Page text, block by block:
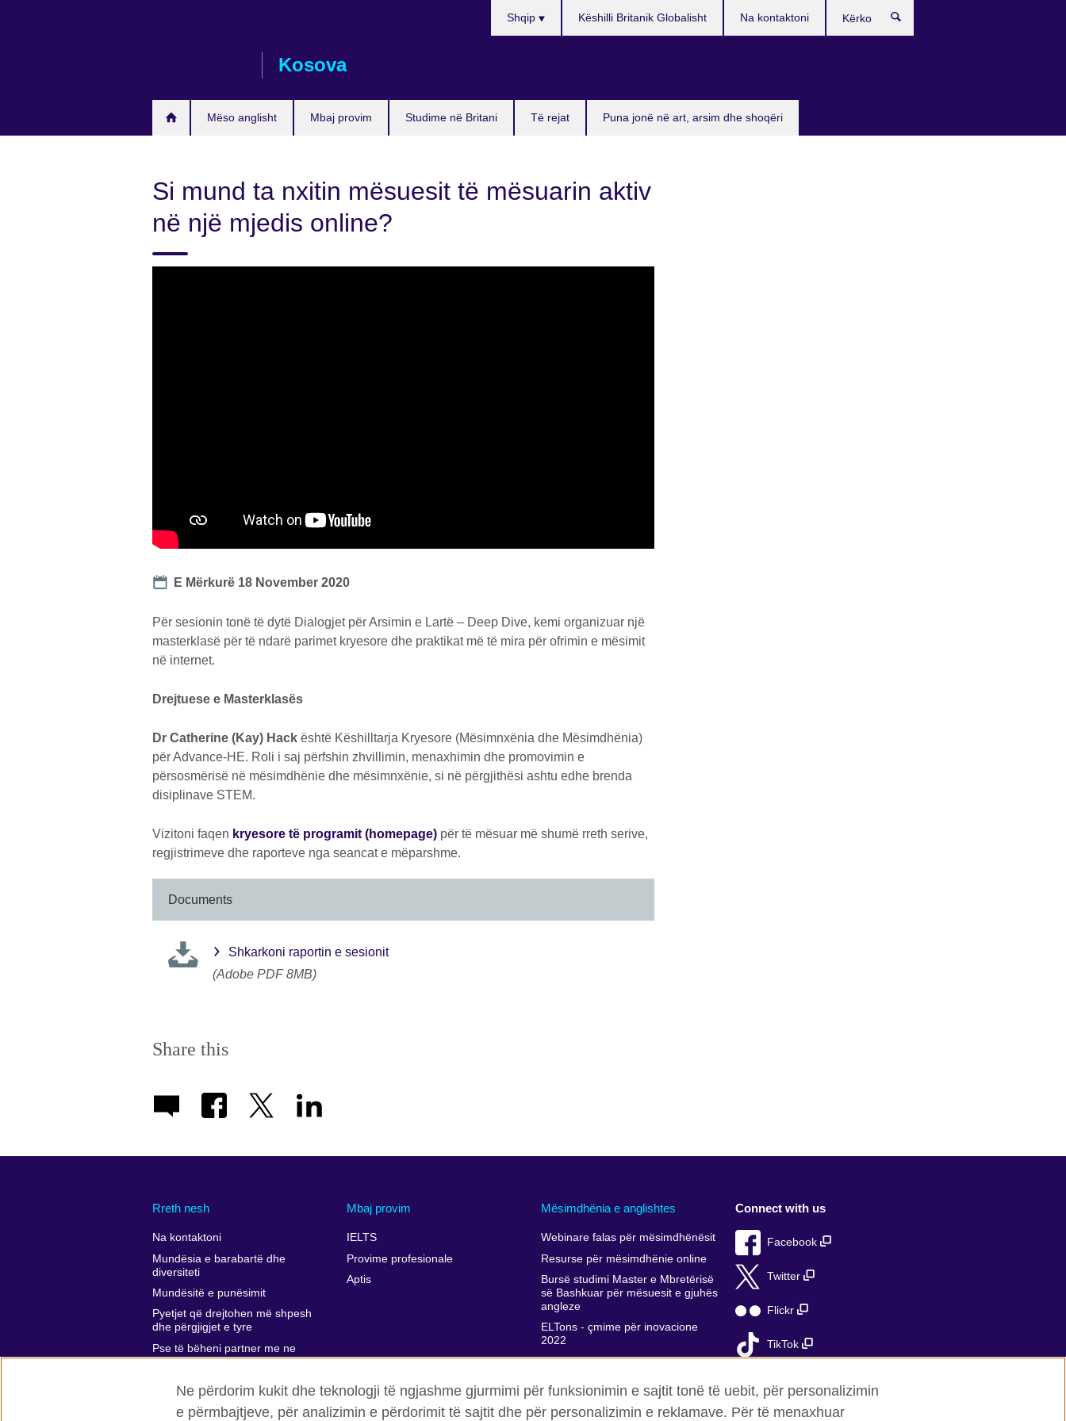
Kosova
Mëso anglisht Mbaj provim Studime në Britani Të rejat Puna jonë në art, arsim dhe shoqëri
Shqip Këshilli Britanik Globalisht Na kontaktoni
Si mund ta nxitin mësuesit të mësuarin aktiv
në një mjedis online?
Date
E Mërkurë 18 November 2020
Për sesionin tonë të dytë Dialogjet për Arsimin e Lartë – Deep Dive, kemi organizuar një
masterklasë për të ndarë parimet kryesore dhe praktikat më të mira për ofrimin e mësimit
në internet.
Drejtuese e Masterklasës
Dr Catherine (Kay) Hack është Këshilltarja Kryesore (Mësimnxënia dhe Mësimdhënia)
për Advance-HE. Roli i saj përfshin zhvillimin, menaxhimin dhe promovimin e
përsosmërisë në mësimdhënie dhe mësimnxënie, si në përgjithësi ashtu edhe brenda
disiplinave STEM.
Vizitoni faqen kryesore të programit (homepage) për të mësuar më shumë rreth serive,
regjistrimeve dhe raporteve nga seancat e mëparshme.
Documents
Shkarkoni raportin e sesionit
(Adobe PDF 8MB)
Share this
Rreth nesh
Na kontaktoni
Mundësia e barabartë dhe
diversiteti
Mundësitë e punësimit
Pyetjet që drejtohen më shpesh
dhe përgjigjet e tyre
Pse të bëheni partner me ne
Affiliate marketing
Mbaj provim
IELTS
Provime profesionale
Aptis
Mësimdhënia e anglishtes
Webinare falas për mësimdhënësit
Resurse për mësimdhënie online
Bursë studimi Master e Mbretërisë
së Bashkuar për mësuesit e gjuhës
angleze
ELTons - çmime për inovacione
2022
Përkrahja e zhvillimit profesional të
Connect with us
Facebook
Twitter
Flickr
TikTok
Ne përdorim kukit dhe teknologji të ngjashme gjurmimi për funksionimin e sajtit tonë të uebit, për personalizimin
e përmbajtjeve, për analizimin e përdorimit të sajtit dhe për personalizimin e reklamave. Për të menaxhuar